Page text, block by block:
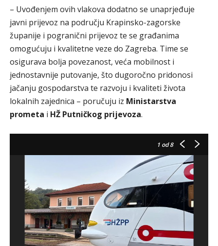
– Uvođenjem ovih vlakova dodatno se unaprjeđuje
javni prijevoz na području Krapinsko-zagorske
županije i pogranični prijevoz te se građanima
omogućuju i kvalitetne veze do Zagreba. Time se
osigurava bolja povezanost, veća mobilnost i
jednostavnije putovanje, što dugoročno pridonosi
jačanju gospodarstva te razvoju i kvaliteti života
lokalnih zajednica – poručuju iz Ministarstva
prometa i HŽ Putničkog prijevoza.
1 od 8